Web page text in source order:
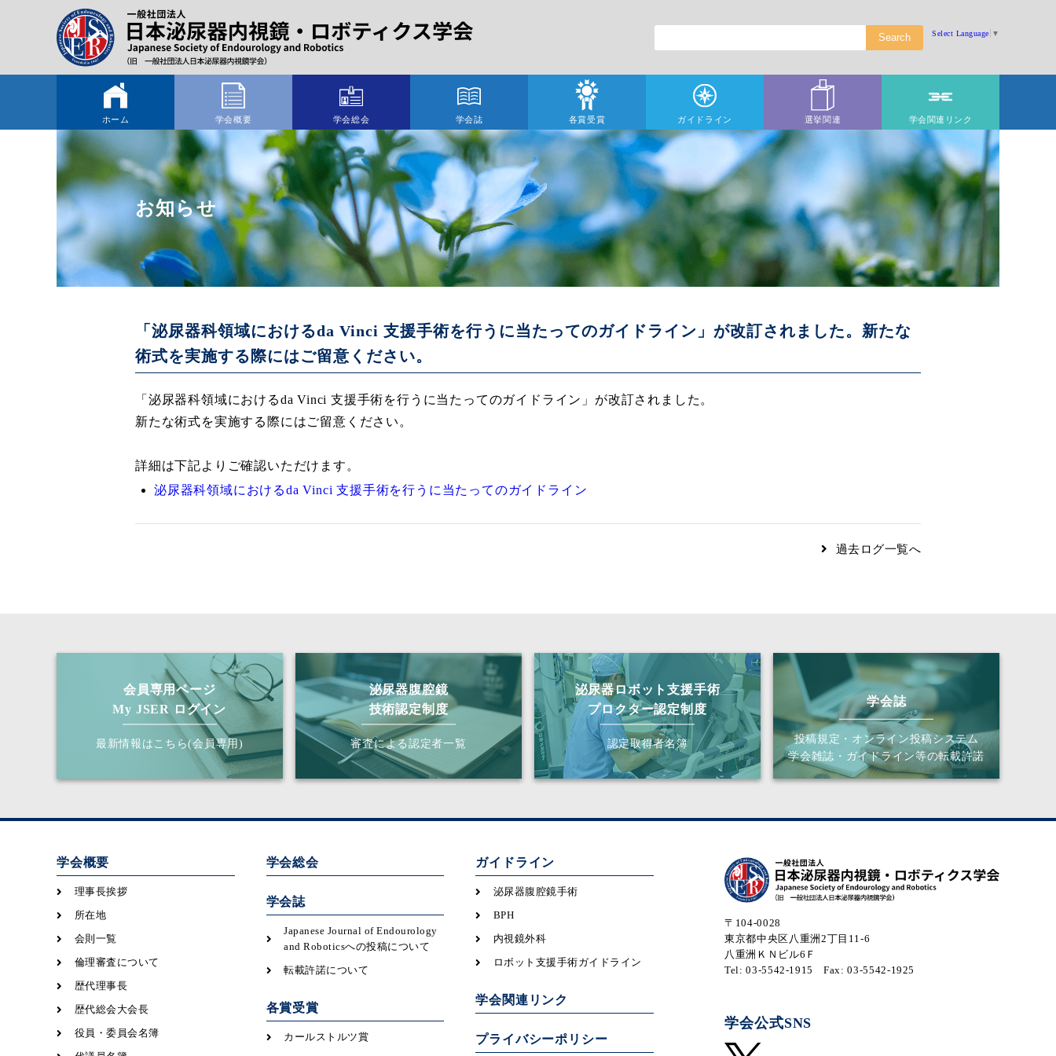
Select Language ▼
ホーム 学会概要 学会総会 学会誌 各賞受賞 ガイドライン 選挙関連 学会関連リンク
お知らせ
「泌尿器科領域におけるda Vinci 支援手術を行うに当たってのガイドライン」が改訂されました。新たな
術式を実施する際にはご留意ください。
「泌尿器科領域におけるda Vinci 支援手術を行うに当たってのガイドライン」が改訂されました。
新たな術式を実施する際にはご留意ください。
詳細は下記よりご確認いただけます。
泌尿器科領域におけるda Vinci 支援手術を行うに当たってのガイドライン
過去ログ一覧へ
会員専用ページ
My JSER ログイン
最新情報はこちら(会員専用)
泌尿器腹腔鏡
技術認定制度
審査による認定者一覧
泌尿器ロボット支援手術
プロクター認定制度
認定取得者名簿
学会誌
投稿規定・オンライン投稿システム
学会雑誌・ガイドライン等の転載許諾
学会概要
理事長挨拶
所在地
会則一覧
倫理審査について
歴代理事長
歴代総会大会長
役員・委員会名簿
学会総会
学会誌
Japanese Journal of Endourology
and Roboticsへの投稿について
転載許諾について
各賞受賞
カールストルツ賞
ガイドライン
泌尿器腹腔鏡手術
BPH
内視鏡外科
ロボット支援手術ガイドライン
学会関連リンク
プライバシーポリシー
〒104-0028
東京都中央区八重洲2丁目11-6
八重洲ＫＮビル6Ｆ
Tel: 03-5542-1915
Fax: 03-5542-1925
学会公式SNS